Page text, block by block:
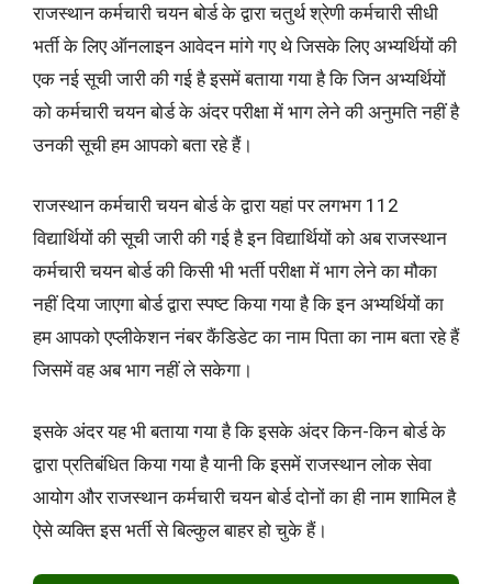
राजस्थान कर्मचारी चयन बोर्ड के द्वारा चतुर्थ श्रेणी कर्मचारी सीधी
भर्ती के लिए ऑनलाइन आवेदन मांगे गए थे जिसके लिए अभ्यर्थियों की
एक नई सूची जारी की गई है इसमें बताया गया है कि जिन अभ्यर्थियों
को कर्मचारी चयन बोर्ड के अंदर परीक्षा में भाग लेने की अनुमति नहीं है
उनकी सूची हम आपको बता रहे हैं।
राजस्थान कर्मचारी चयन बोर्ड के द्वारा यहां पर लगभग 112
विद्यार्थियों की सूची जारी की गई है इन विद्यार्थियों को अब राजस्थान
कर्मचारी चयन बोर्ड की किसी भी भर्ती परीक्षा में भाग लेने का मौका
नहीं दिया जाएगा बोर्ड द्वारा स्पष्ट किया गया है कि इन अभ्यर्थियों का
हम आपको एप्लीकेशन नंबर कैंडिडेट का नाम पिता का नाम बता रहे हैं
जिसमें वह अब भाग नहीं ले सकेगा।
इसके अंदर यह भी बताया गया है कि इसके अंदर किन-किन बोर्ड के
द्वारा प्रतिबंधित किया गया है यानी कि इसमें राजस्थान लोक सेवा
आयोग और राजस्थान कर्मचारी चयन बोर्ड दोनों का ही नाम शामिल है
ऐसे व्यक्ति इस भर्ती से बिल्कुल बाहर हो चुके हैं।